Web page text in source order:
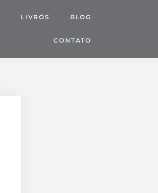
LIVROS BLOG
CONTATO